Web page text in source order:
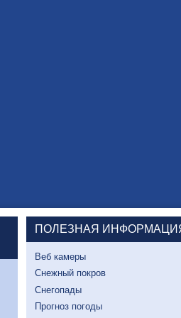
ПОЛЕЗНАЯ
Веб камеры
Снежный покров
Снегопады
Прогноз погоды